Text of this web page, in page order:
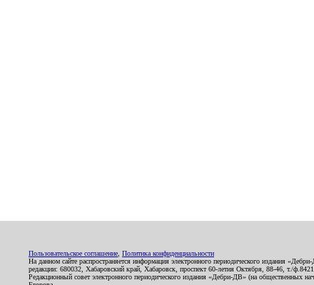
Пользовательское соглашение Политика конфиденциальности
На данном сайте распространяется информация электронного периодического издания
редакции: 680032, Хабаровский край, Хабаровск, проспект 60-летия Октября, 88-46, т./
Редакционный совет электронного периодического издания «Дебри-ДВ» (на